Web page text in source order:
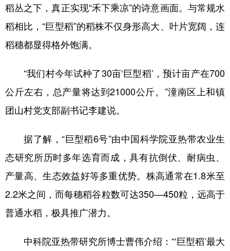
稻丛之下，真正实现“禾下乘凉”的诗意画面。与常规水
稻相比，“巨型稻”的稻株不仅身形高大、叶片宽阔，连
稻穗都显得格外饱满。
“我们村今年试种了30亩‘巨型稻’，预计亩产在700
公斤左右，总产量将达到21000公斤。”潼南区上和镇
团山村党支部副书记李建说。
据了解，“巨型稻6号”由中国科学院亚热带农业生
态研究所历时多年选育而成，具有抗倒伏、耐病虫、
产量高、生态效益好等多重优势。株高通常在1.8米至
2.2米之间，而每穗稻谷粒数可达350—450粒，远高于
普通水稻，极具推广潜力。
中科院亚热带研究所博士曹伟介绍：“‘巨型稻’最大